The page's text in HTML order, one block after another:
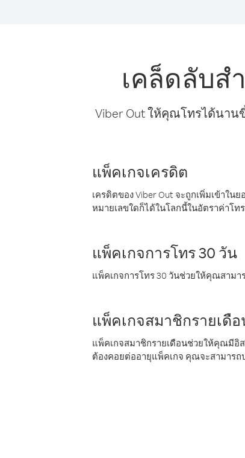
เคล็ดลับส
Viber Out ให้คุณโทรได้นาน
แพ็คเกจเครดิต
เครดิตของ Viber Out จะถูกเพิ่มเข้าใ
หมายเลขใดก็ได้ในโลกนี้ในอัตราค่าโท
แพ็คเกจการโทร 30 วัน
แพ็คเกจการโทร 30 วันช่วยให้คุณสาม
แพ็คเกจสมาชิกรายเดื
แพ็คเกจสมาชิกรายเดือนช่วยให้คุณมีอิ
ต้องคอยต่ออายุแพ็คเกจ คุณจะสามาร